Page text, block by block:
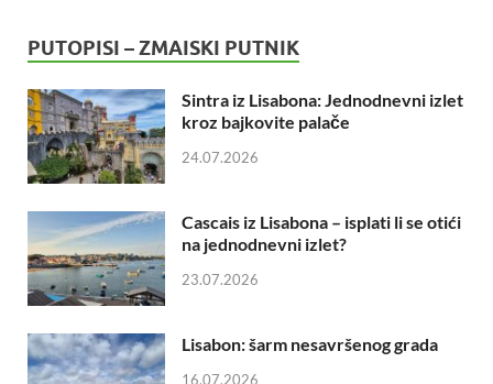
PUTOPISI – ZMAISKI PUTNIK
Sintra iz Lisabona: Jednodnevni izlet
kroz bajkovite palače
24.07.2026
Cascais iz Lisabona – isplati li se otići
na jednodnevni izlet?
23.07.2026
Lisabon: šarm nesavršenog grada
16.07.2026